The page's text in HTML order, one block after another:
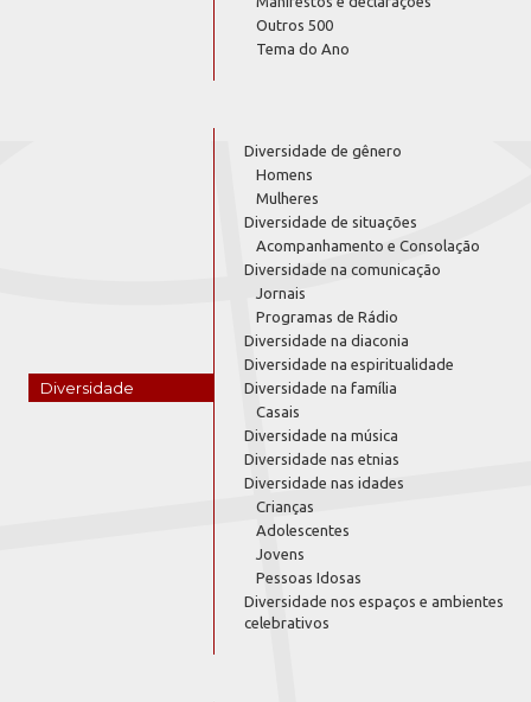
Outros 500
Tema do Ano
Diversidade
Diversidade de gênero
Homens
Mulheres
Diversidade de situações
Acompanhamento e Consolação
Diversidade na comunicação
Jornais
Programas de Rádio
Diversidade na diaconia
Diversidade na espiritualidade
Diversidade na família
Casais
Diversidade na música
Diversidade nas etnias
Diversidade nas idades
Crianças
Adolescentes
Jovens
Pessoas Idosas
Diversidade nos espaços e ambientes
celebrativos